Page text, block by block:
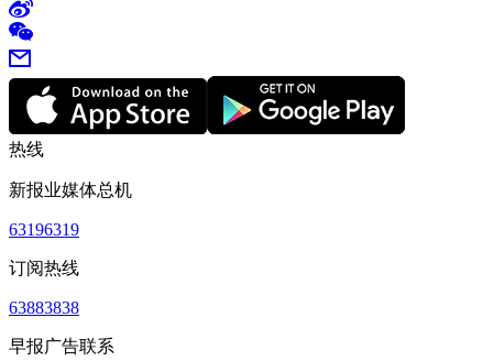
热线
新报业媒体总机
63196319
订阅热线
63883838
早报广告联系